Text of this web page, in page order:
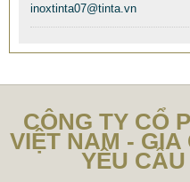
inoxtinta07@tinta.vn
CÔNG TY CỔ
VIỆT NAM - GIA
YÊU